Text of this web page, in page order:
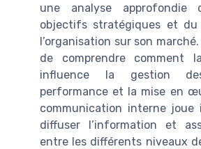
une analyse
objectifs stratégiques et du
l’organisation sur son
de comprendre comment
influence la gestion
performance et la mise en
communication interne
diffuser l’information et
entre les différents niveaux